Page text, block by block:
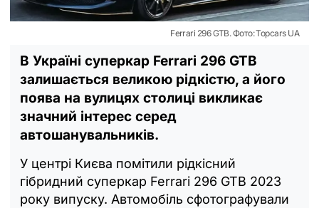
Ferrari 296 GTB. Фото: Topcars UA
В Україні суперкар Ferrari 296 GTB
залишається великою рідкістю, а його
поява на вулицях столиці викликає
значний інтерес серед
автошанувальників.
У центрі Києва помітили рідкісний
гібридний суперкар Ferrari 296 GTB 2023
року випуску. Автомобіль сфотографували